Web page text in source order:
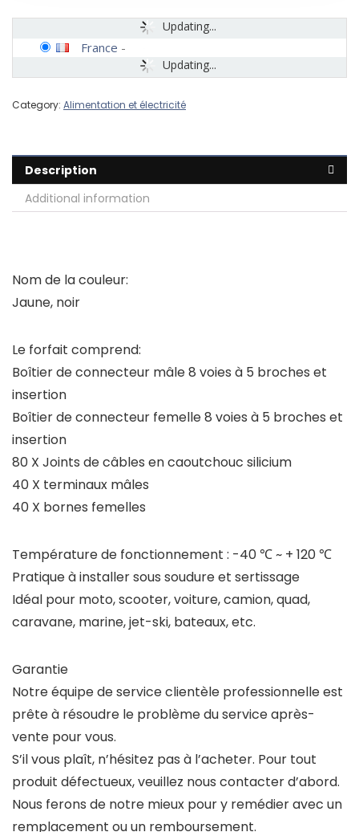
Updating...
Updating...
France -
Category: Alimentation et électricité
Description
Additional information
Nom de la couleur:
Jaune, noir
Le forfait comprend:
Boîtier de connecteur mâle 8 voies à 5 broches et
insertion
Boîtier de connecteur femelle 8 voies à 5 broches et
insertion
80 X Joints de câbles en caoutchouc silicium
40 X terminaux mâles
40 X bornes femelles
Température de fonctionnement : -40 ℃ ~ + 120 ℃
Pratique à installer sous soudure et sertissage
Idéal pour moto, scooter, voiture, camion, quad,
caravane, marine, jet-ski, bateaux, etc.
Garantie
Notre équipe de service clientèle professionnelle est
prête à résoudre le problème du service après-
vente pour vous.
S’il vous plaît, n’hésitez pas à l’acheter. Pour tout
produit défectueux, veuillez nous contacter d’abord.
Nous ferons de notre mieux pour y remédier avec un
remplacement ou un remboursement.